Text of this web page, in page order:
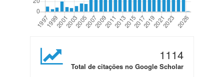
1114
Total de citações no Google Scholar